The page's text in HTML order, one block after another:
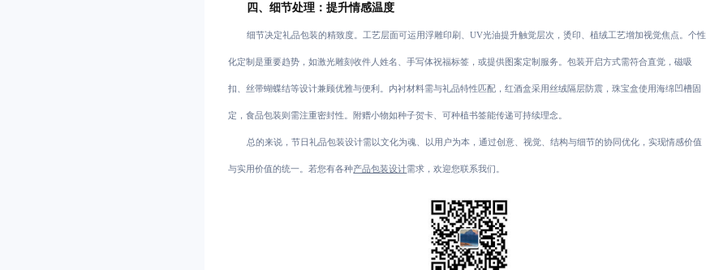
四、细节处理：提升情感温度
细节决定礼品包装的精致度。工艺层面可运用浮雕印刷、UV光油提升触觉层次，烫印、植绒工艺增加视觉焦点。个性
化定制是重要趋势，如激光雕刻收件人姓名、手写体祝福标签，或提供图案定制服务。包装开启方式需符合直觉，磁吸
扣、丝带蝴蝶结等设计兼顾优雅与便利。内衬材料需与礼品特性匹配，红酒盒采用丝绒隔层防震，珠宝盒使用海绵凹槽固
定，食品包装则需注重密封性。附赠小物如种子贺卡、可种植书签能传递可持续理念。
总的来说，节日礼品包装设计需以文化为魂、以用户为本，通过创意、视觉、结构与细节的协同优化，实现情感价值
与实用价值的统一。若您有各种产品包装设计需求，欢迎您联系我们。